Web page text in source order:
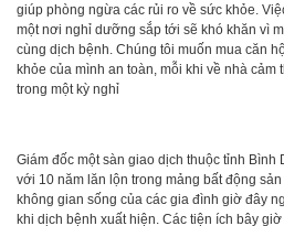
giúp phòng ngừa các rủi ro về sức khỏe.
một nơi nghỉ dưỡng sắp tới sẽ khó khăn vì
cùng dịch bệnh. Chúng tôi muốn mua căn
khỏe của mình an toàn, mỗi khi về nhà
trong một kỳ nghỉ
Giám đốc một sàn giao dịch thuộc tỉnh
với 10 năm lăn lộn trong mảng bất động
không gian sống của các gia đình giờ đây
khi dịch bệnh xuất hiện. Các tiện ích bây